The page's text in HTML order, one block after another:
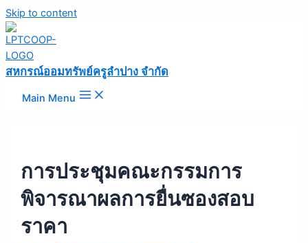
Skip to content
สหกรณ์ออมทรัพย์ครูลำปาง จำกัด
Main Menu
การประชุมคณะกรรมการ
พิจารณาผลการยื่นซองสอบ
ราคา